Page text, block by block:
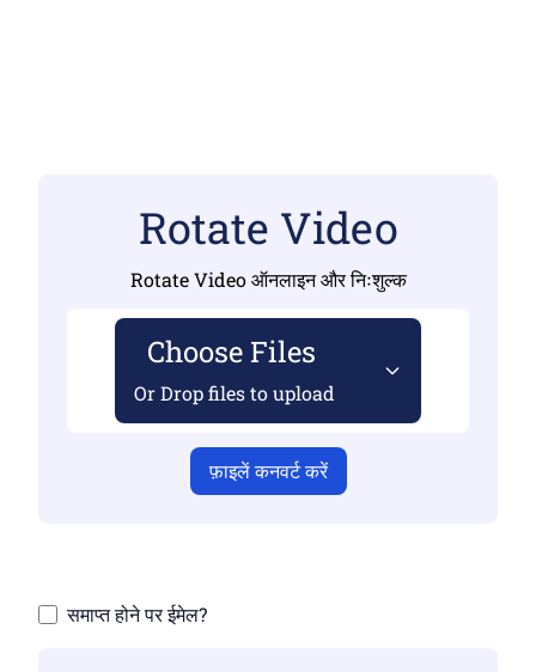
Rotate Video
Rotate Video ऑनलाइन और निःशुल्क
Choose Files
Or Drop files to upload
फ़ाइलें कनवर्ट करें
समाप्त होने पर ईमेल?